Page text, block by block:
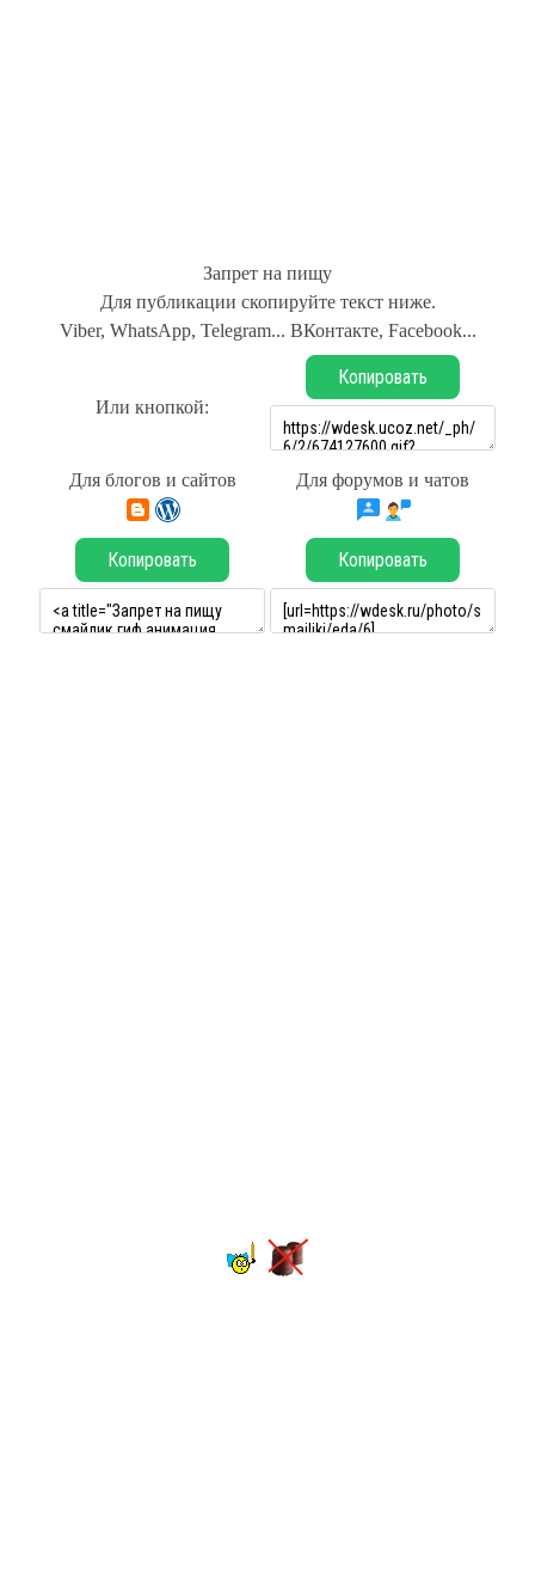
Запрет на пищу
Для публикации скопируйте текст ниже.
Viber, WhatsApp, Telegram... ВКонтакте, Facebook...
Или кнопкой:
Копировать
Для блогов и сайтов Для форумов и чатов
Копировать Копировать